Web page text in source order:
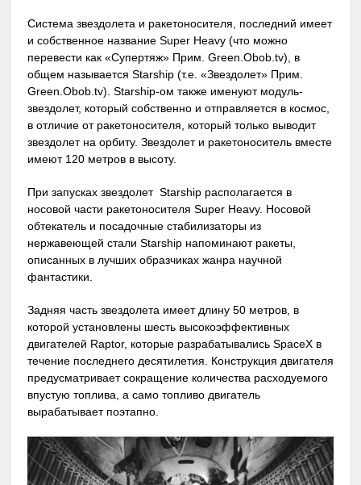
Система звездолета и ракетоносителя, последний имеет
и собственное название Super Heavy (что можно
перевести как «Супертяж» Прим. Green.Obob.tv), в
общем называется Starship (т.е. «Звездолет» Прим.
Green.Obob.tv). Starship-ом также именуют модуль-
звездолет, который собственно и отправляется в космос,
в отличие от ракетоносителя, который только выводит
звездолет на орбиту. Звездолет и ракетоноситель вместе
имеют 120 метров в высоту.
При запусках звездолет Starship располагается в
носовой части ракетоносителя Super Heavy. Носовой
обтекатель и посадочные стабилизаторы из
нержавеющей стали Starship напоминают ракеты,
описанных в лучших образчиках жанра научной
фантастики.
Задняя часть звездолета имеет длину 50 метров, в
которой установлены шесть высокоэффективных
двигателей Raptor, которые разрабатывались SpaceX в
течение последнего десятилетия. Конструкция двигателя
предусматривает сокращение количества расходуемого
впустую топлива, а само топливо двигатель
вырабатывает поэтапно.